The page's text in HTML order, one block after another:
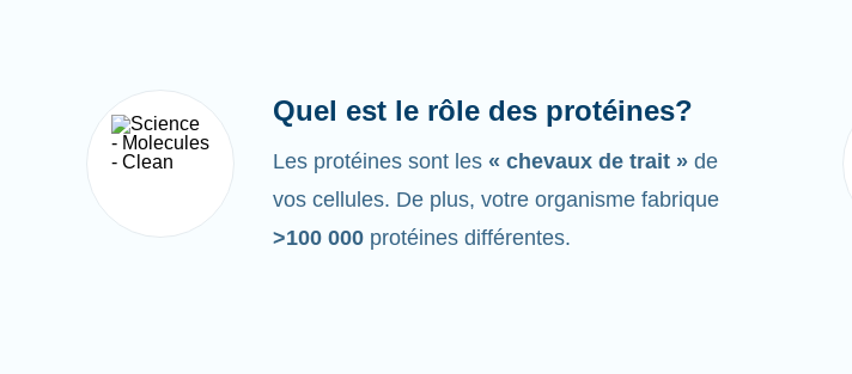
Quel est le rôle des protéines?
Les protéines sont les « chevaux de trait » de
vos cellules. De plus, votre organisme fabrique
>100 000 protéines différentes.